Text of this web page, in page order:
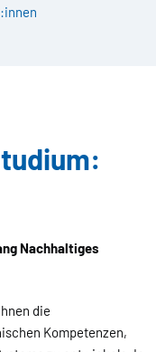
Nachhaltiges
die
Kompetenzen,